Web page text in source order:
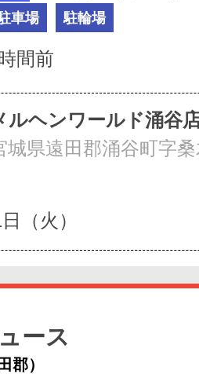
車場 駐輪場
間前
ルヘンワールド涌谷
城県遠田郡涌谷町字
（火）
ース
郡）